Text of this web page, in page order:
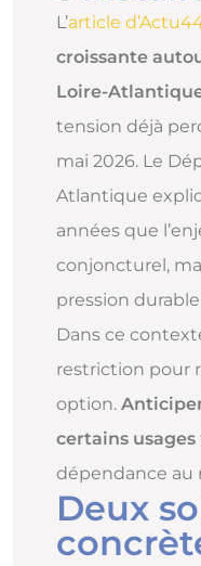
L’article
croissante
Loire-
tension déjà
mai 2026. Le
Atlantique
années que
conjoncturel,
pression
Dans ce
restriction pour
option.
certains usages
dépendance au
Deux